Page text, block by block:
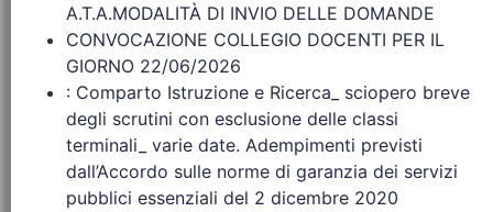
A.T.A.MODALITÀ DI INVIO DELLE DOMANDE
CONVOCAZIONE COLLEGIO DOCENTI PER IL
GIORNO 22/06/2026
: Comparto Istruzione e Ricerca_ sciopero breve
degli scrutini con esclusione delle classi
terminali_ varie date. Adempimenti previsti
dall’Accordo sulle norme di garanzia dei servizi
pubblici essenziali del 2 dicembre 2020